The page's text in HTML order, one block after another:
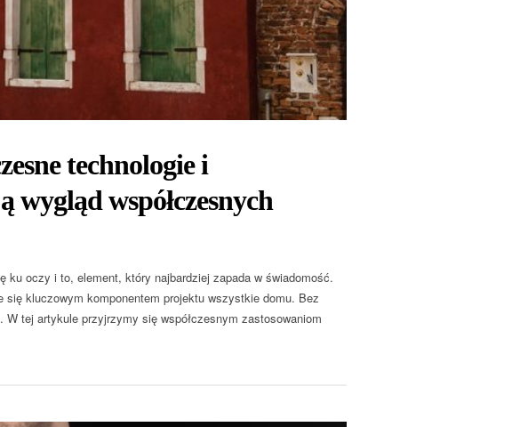
technologie i
współczesnych
oczy i to, element, który najbardziej zapada w świadomość.
kluczowym komponentem projektu wszystkie domu. Bez
tej artykule przyjrzymy się współczesnym zastosowaniom